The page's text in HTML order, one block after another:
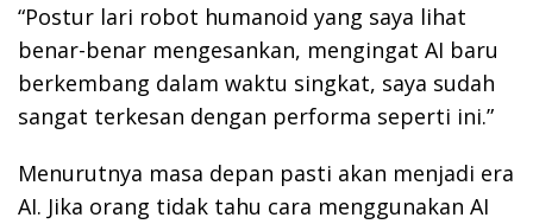
“Postur lari robot humanoid yang saya lihat
benar-benar mengesankan, mengingat AI baru
berkembang dalam waktu singkat, saya sudah
sangat terkesan dengan performa seperti ini.”
Menurutnya masa depan pasti akan menjadi era
AI. Jika orang tidak tahu cara menggunakan AI